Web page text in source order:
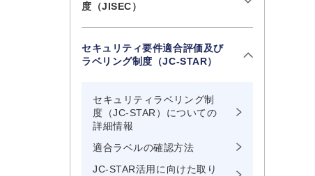
度（JISEC）
セキュリティ要件適合評価及び
ラベリング制度（JC-STAR）
セキュリティラベリング制
度（JC-STAR）についての
詳細情報
適合ラベルの確認方法
JC-STAR活用に向けた取り